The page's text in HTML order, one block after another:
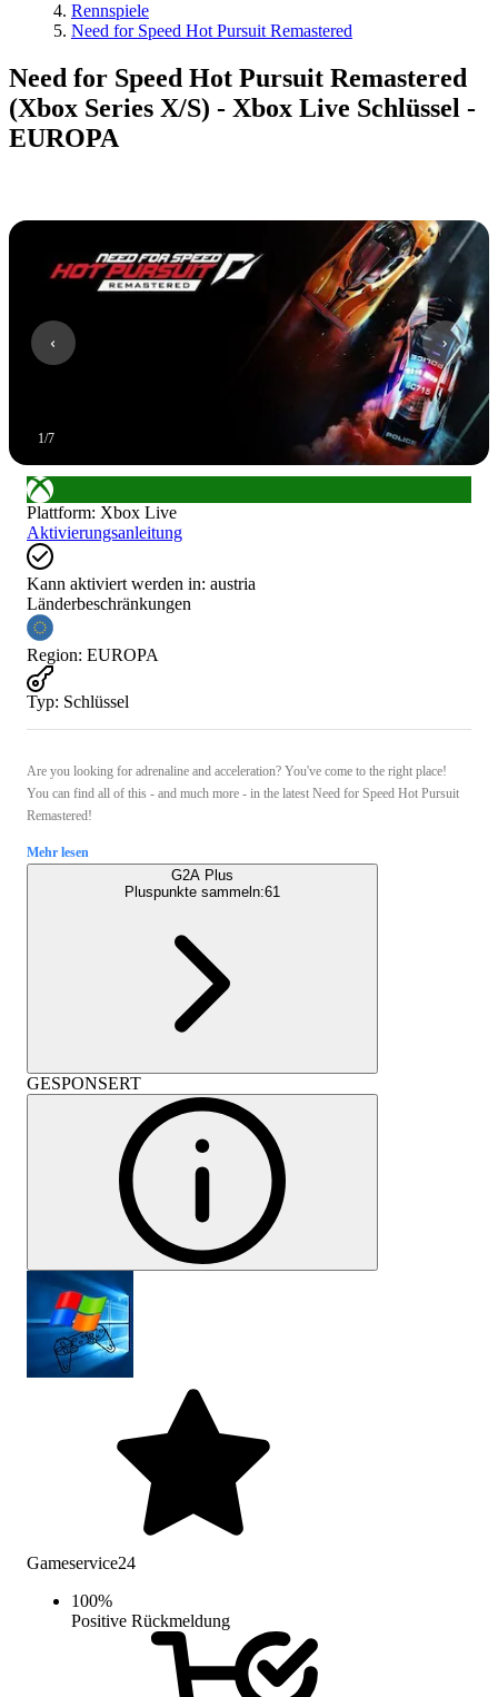
Rennspiele
Need for Speed Hot Pursuit Remastered
Need for Speed Hot Pursuit Remastered
(Xbox Series X/S) - Xbox Live Schlüssel -
EUROPA
1/7
Plattform: Xbox Live
Aktivierungsanleitung
Kann aktiviert werden in: austria
Länderbeschränkungen
Region: EUROPA
Typ: Schlüssel
Are you looking for adrenaline and acceleration? You've come to the right place!
You can find all of this - and much more - in the latest Need for Speed ​Hot Pursuit
Remastered!
Mehr lesen
G2A Plus
Pluspunkte sammeln:61
GESPONSERT
Gameservice24
100%
Positive Rückmeldung